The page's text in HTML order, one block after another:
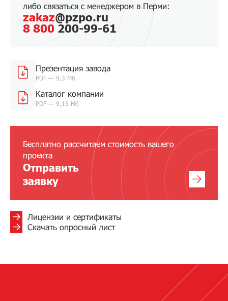
либо связаться с менеджером в Перми:
zakaz@pzpo.ru
8 800 200-99-61
Презентация завода
PDF — 9,3 Мб
Каталог компании
PDF — 9,15 Мб
Бесплатно рассчитаем стоимость вашего
проекта
Отправить
заявку
Лицензии и сертификаты
Скачать опросный лист